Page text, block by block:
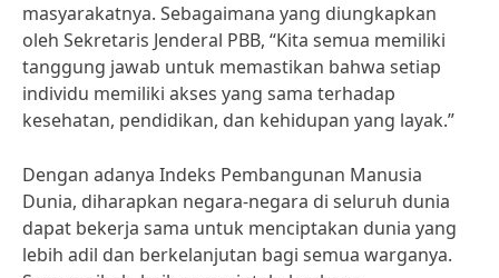
masyarakatnya. Sebagaimana yang diungkapkan
oleh Sekretaris Jenderal PBB, “Kita semua memiliki
tanggung jawab untuk memastikan bahwa setiap
individu memiliki akses yang sama terhadap
kesehatan, pendidikan, dan kehidupan yang layak.”
Dengan adanya Indeks Pembangunan Manusia
Dunia, diharapkan negara-negara di seluruh dunia
dapat bekerja sama untuk menciptakan dunia yang
lebih adil dan berkelanjutan bagi semua warganya.